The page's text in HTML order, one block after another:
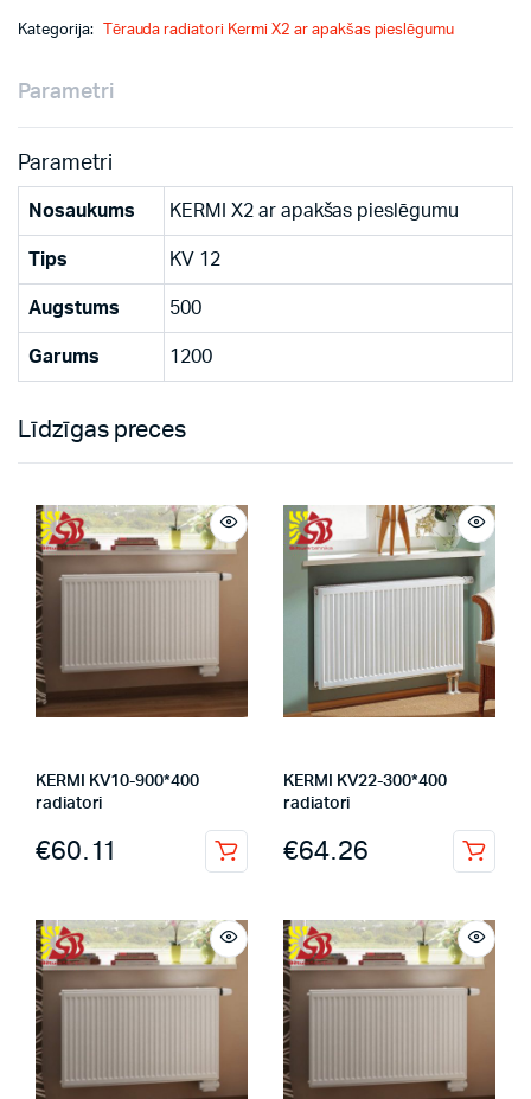
Kategorija: Tērauda radiatori Kermi X2 ar apakšas pieslēgumu
Parametri
Parametri
Nosaukums KERMI X2 ar apakšas pieslēgumu
Tips KV 12
Augstums 500
Garums 1200
Līdzīgas preces
KERMI KV10-900*400
radiatori
€60.11
KERMI KV22-300*400
radiatori
€64.26